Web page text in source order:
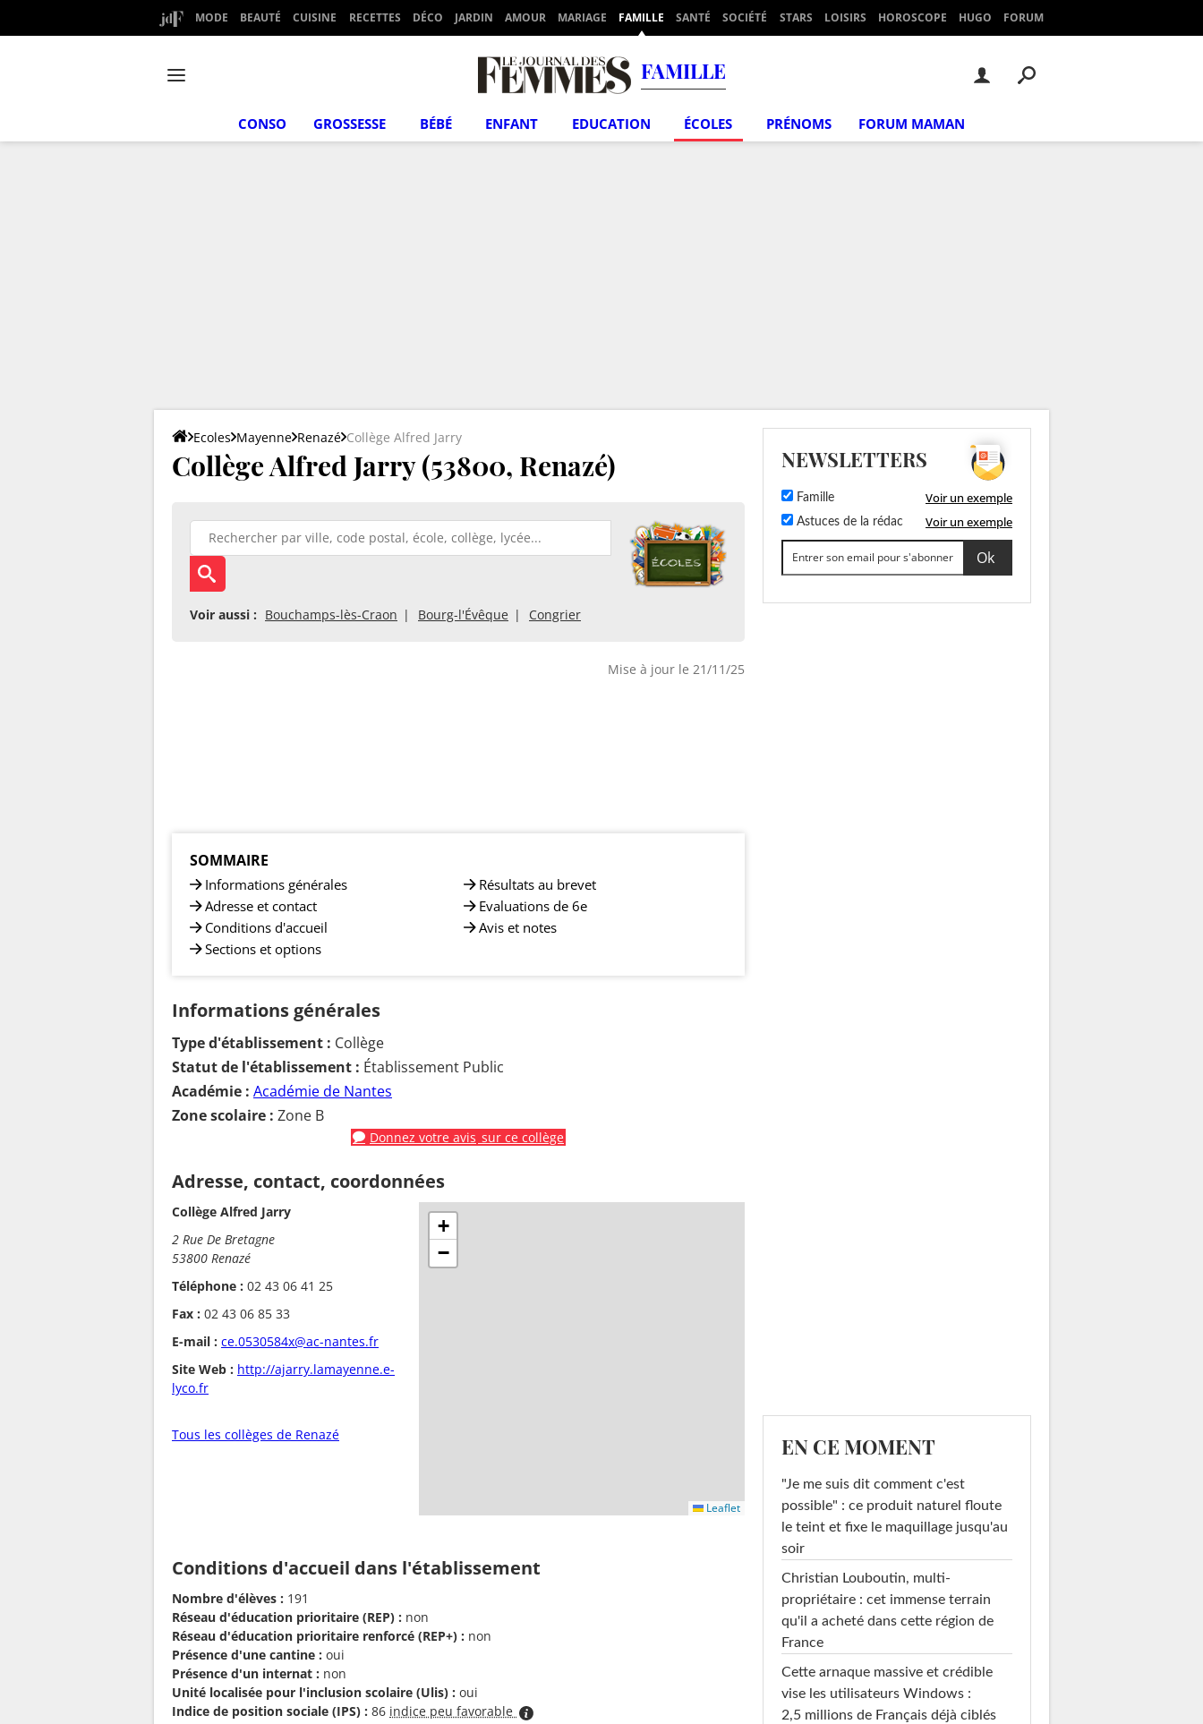
MODE BEAUTÉ CUISINE RECETTES DÉCO JARDIN AMOUR MARIAGE FAMILLE SANTÉ SOCIÉTÉ STARS LOISIRS HOROSCOPE HUGO FORUM
FAMILLE
CONSO GROSSESSE BÉBÉ ENFANT EDUCATION ÉCOLES PRÉNOMS FORUM MAMAN
Ecoles Mayenne Renazé Collège Alfred Jarry
Collège Alfred Jarry (53800, Renazé)
Voir aussi : Bouchamps-lès-Craon Bourg-l'Évêque Congrier
Mise à jour le 21/11/25
SOMMAIRE
Informations générales
Adresse et contact
Conditions d'accueil
Sections et options
Résultats au brevet
Evaluations de 6e
Avis et notes
Informations générales
Type d'établissement : Collège
Statut de l'établissement : Établissement Public
Académie : Académie de Nantes
Zone scolaire : Zone B
Donnez votre avis sur ce collège
Adresse, contact, coordonnées
Collège Alfred Jarry
2 Rue De Bretagne
53800 Renazé
Téléphone : 02 43 06 41 25
Fax : 02 43 06 85 33
E-mail : ce.0530584x@ac-nantes.fr
Site Web : http://ajarry.lamayenne.e-
lyco.fr
Tous les collèges de Renazé
+
−
Leaflet
Conditions d'accueil dans l'établissement
Nombre d'élèves : 191
Réseau d'éducation prioritaire (REP) : non
Réseau d'éducation prioritaire renforcé (REP+) : non
Présence d'une cantine : oui
Présence d'un internat : non
Unité localisée pour l'inclusion scolaire (Ulis) : oui
Indice de position sociale (IPS) : 86 indice peu favorable
NEWSLETTERS
Famille Voir un exemple
Astuces de la rédac Voir un exemple
EN CE MOMENT
"Je me suis dit comment c'est
possible" : ce produit naturel floute
le teint et fixe le maquillage jusqu'au
soir
Christian Louboutin, multi-
propriétaire : cet immense terrain
qu'il a acheté dans cette région de
France
Cette arnaque massive et crédible
vise les utilisateurs Windows :
2,5 millions de Français déjà ciblés